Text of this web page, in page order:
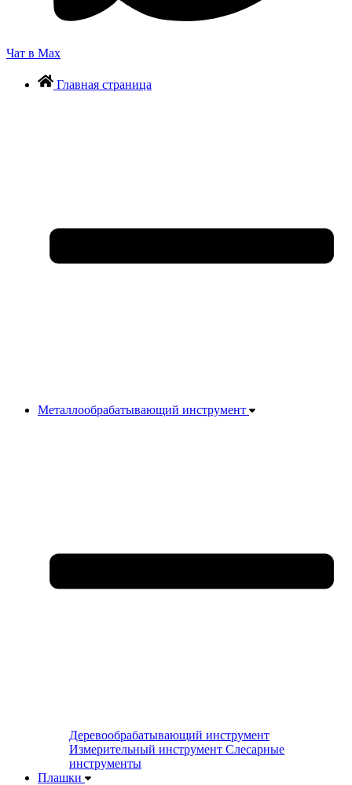
Чат в Max
Главная страница
Металлообрабатывающий инструмент
Деревообрабатывающий инструмент
Измерительный инструмент Слесарные
инструменты
Плашки